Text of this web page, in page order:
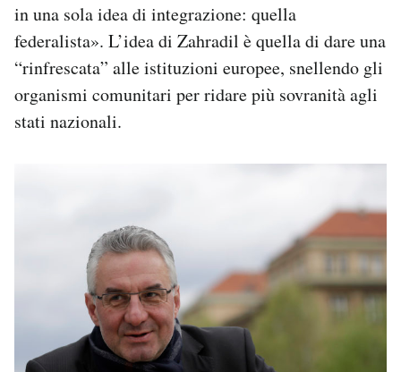
in una sola idea di integrazione: quella
federalista». L’idea di Zahradil è quella di dare una
“rinfrescata” alle istituzioni europee, snellendo gli
organismi comunitari per ridare più sovranità agli
stati nazionali.